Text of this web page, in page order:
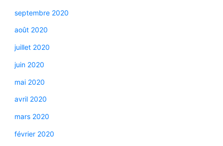
septembre 2020
août 2020
juillet 2020
juin 2020
mai 2020
avril 2020
mars 2020
février 2020